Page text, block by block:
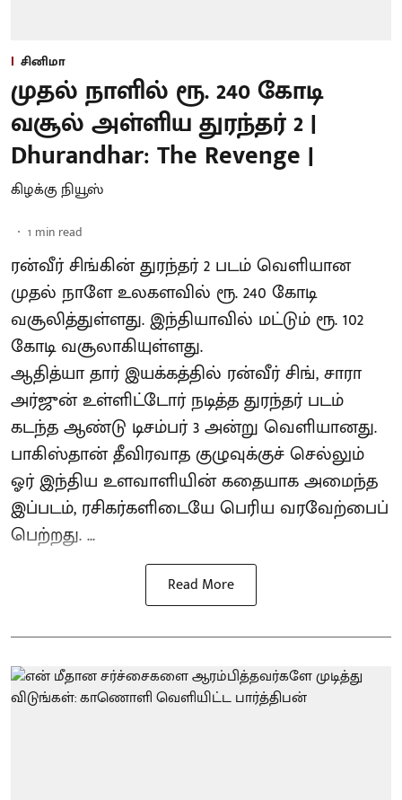
சினிமா
முதல் நாளில் ரூ. 240 கோடி
வசூல் அள்ளிய துரந்தர் 2 |
Dhurandhar: The Revenge |
கிழக்கு நியூஸ்
1 min read
ரன்வீர் சிங்கின் துரந்தர் 2 படம் வெளியான
முதல் நாளே உலகளவில் ரூ. 240 கோடி
வசூலித்துள்ளது. இந்தியாவில் மட்டும் ரூ. 102
கோடி வசூலாகியுள்ளது.
ஆதித்யா தார் இயக்கத்தில் ரன்வீர் சிங், சாரா
அர்ஜுன் உள்ளிட்டோர் நடித்த துரந்தர் படம்
கடந்த ஆண்டு டிசம்பர் 3 அன்று வெளியானது.
பாகிஸ்தான் தீவிரவாத குழுவுக்குச் செல்லும்
ஓர் இந்திய உளவாளியின் கதையாக அமைந்த
இப்படம், ரசிகர்களிடையே பெரிய வரவேற்பைப்
பெற்றது. ...
Read More